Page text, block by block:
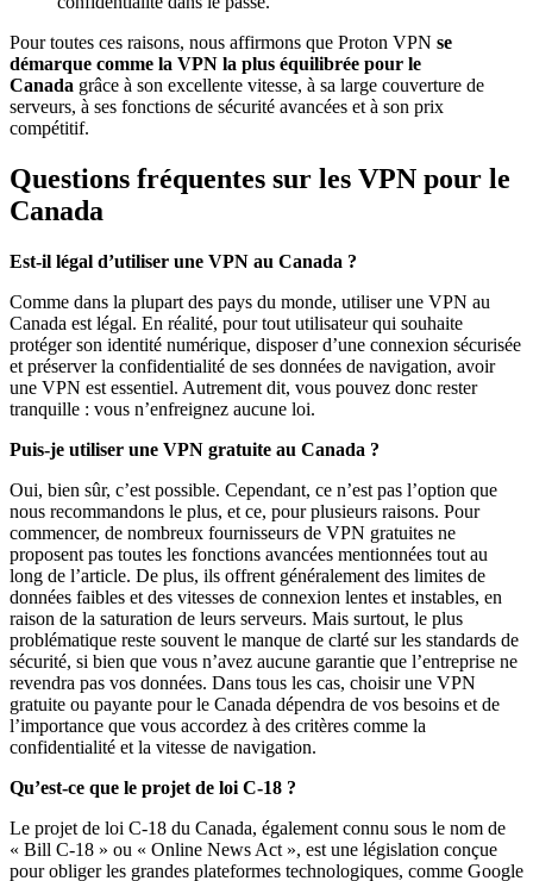
Pour toutes ces raisons, nous affirmons que Proton VPN se
démarque comme la VPN la plus équilibrée pour le
Canada grâce à son excellente vitesse, à sa large couverture de
serveurs, à ses fonctions de sécurité avancées et à son prix
compétitif.
Questions fréquentes sur les VPN pour le
Canada
Est-il légal d’utiliser une VPN au Canada ?
Comme dans la plupart des pays du monde, utiliser une VPN au
Canada est légal. En réalité, pour tout utilisateur qui souhaite
protéger son identité numérique, disposer d’une connexion sécurisée
et préserver la confidentialité de ses données de navigation, avoir
une VPN est essentiel. Autrement dit, vous pouvez donc rester
tranquille : vous n’enfreignez aucune loi.
Puis-je utiliser une VPN gratuite au Canada ?
Oui, bien sûr, c’est possible. Cependant, ce n’est pas l’option que
nous recommandons le plus, et ce, pour plusieurs raisons. Pour
commencer, de nombreux fournisseurs de VPN gratuites ne
proposent pas toutes les fonctions avancées mentionnées tout au
long de l’article. De plus, ils offrent généralement des limites de
données faibles et des vitesses de connexion lentes et instables, en
raison de la saturation de leurs serveurs. Mais surtout, le plus
problématique reste souvent le manque de clarté sur les standards de
sécurité, si bien que vous n’avez aucune garantie que l’entreprise ne
revendra pas vos données. Dans tous les cas, choisir une VPN
gratuite ou payante pour le Canada dépendra de vos besoins et de
l’importance que vous accordez à des critères comme la
confidentialité et la vitesse de navigation.
Qu’est-ce que le projet de loi C-18 ?
Le projet de loi C-18 du Canada, également connu sous le nom de
« Bill C-18 » ou « Online News Act », est une législation conçue
pour obliger les grandes plateformes technologiques, comme Google